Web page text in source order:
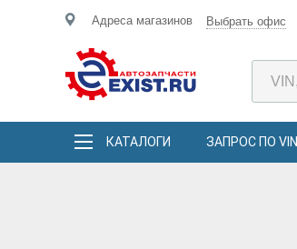
Адреса магазинов Выбрать офис
КАТАЛОГИ ЗАПРОС ПО VIN